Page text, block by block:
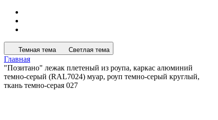
Темная тема Светлая тема
Главная
"Позитано" лежак плетеный из роупа, каркас алюминий
темно-серый (RAL7024) муар, роуп темно-серый круглый,
ткань темно-серая 027